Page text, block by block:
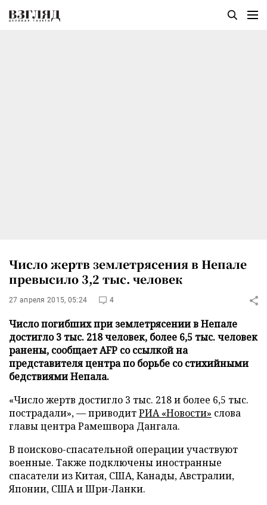
Число жертв землетрясения в Непале
превысило 3,2 тыс. человек
27 апреля 2015, 05:24 4
Число погибших при землетрясении в Непале
достигло 3 тыс. 218 человек, более 6,5 тыс. человек
ранены, сообщает AFP со ссылкой на
представителя центра по борьбе со стихийными
бедствиями Непала.
«Число жертв достигло 3 тыс. 218 и более 6,5 тыс.
пострадали», — приводитРИА «Новости» слова
главы центра Рамешвора Дангала.
В поисково-спасательной операции участвуют
военные. Также подключены иностранные
спасатели из Китая, США, Канады, Австралии,
Японии, США и Шри-Ланки.